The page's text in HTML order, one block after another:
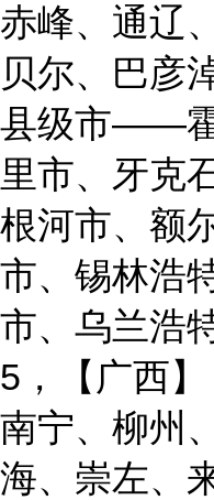
赤峰、通辽
贝尔、巴彦
县级市——
里市、牙克
根河市、额
市、锡林浩
市、乌兰浩
5，【广西
南宁、柳州
海、崇左、